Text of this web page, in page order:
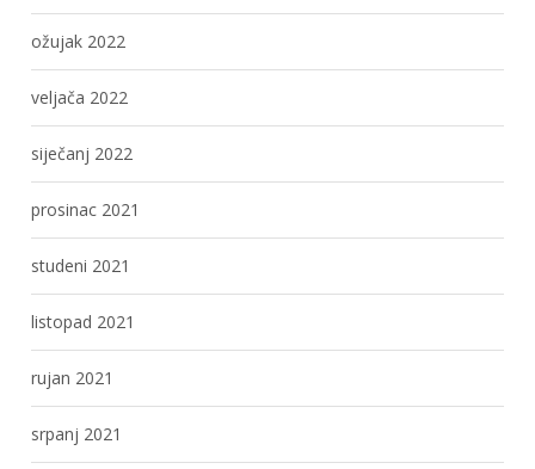
ožujak 2022
veljača 2022
siječanj 2022
prosinac 2021
studeni 2021
listopad 2021
rujan 2021
srpanj 2021